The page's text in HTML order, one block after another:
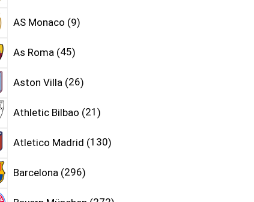
AS Monaco 9
As Roma 45
Aston Villa 26
Athletic Bilbao 21
Atletico Madrid 130
Barcelona 296